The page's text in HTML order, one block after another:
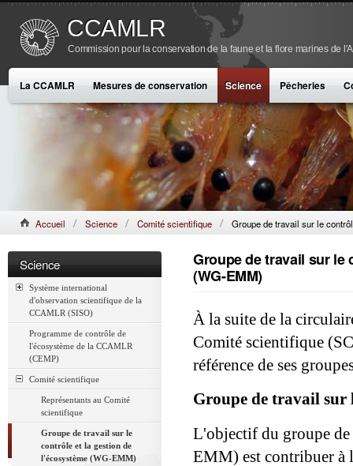
CCAMLR
Commission pour la conservation de la faune et la flore marines de
La CCAMLR Mesures de conservation Science Pêcheries
Accueil Science Comité scientifique Groupe de travail sur le
Science
Système international
d'observation scientifique de la
CCAMLR (SISO)
Programme de contrôle de
l'écosystème de la CCAMLR
(CEMP)
Comité scientifique
Représentants au Comité
scientifique
Groupe de travail sur le
contrôle et la gestion de
l'écosystème (WG-EMM)
Groupe de travail sur le
(WG-EMM)
À la suite de la
Comité scientifique
référence de ses
Groupe de travail sur
L'objectif du groupe de
EMM) est contribuer à